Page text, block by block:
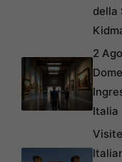
della
2
Italia